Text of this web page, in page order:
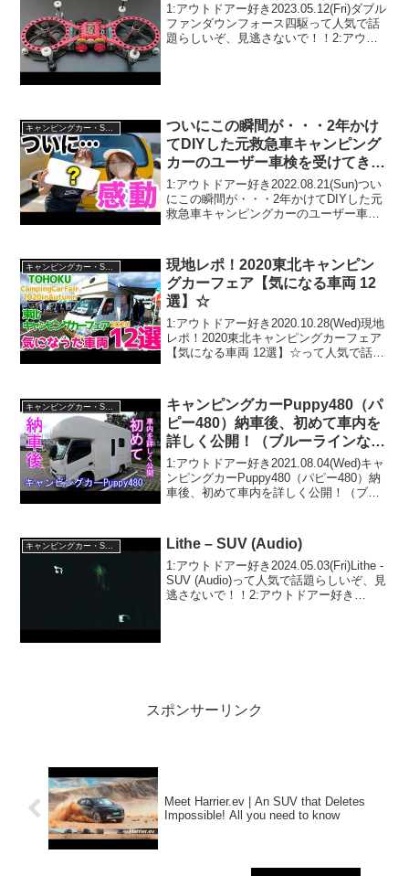
1:アウトドアー好き2023.05.12(Fri)ダブル
ファンダウンフォース四駆って人気で話
題らしいぞ、見逃さないで！！2:アウト
ついにこの瞬間が・・・2年かけ
てDIYした元救急車キャンピング
カーのユーザー車検を受けてきま
した！！
1:アウトドアー好き2022.08.21(Sun)つい
にこの瞬間が・・・2年かけてDIYした元
救急車キャンピングカーのユーザー車検
ー好き2022.08.21(Sun)...
キャンピングカー・SUV人気車種
現地レポ！2020東北キャンピン
グカーフェア【気になる車両 12
選】☆
1:アウトドアー好き2020.10.28(Wed)現地
レポ！2020東北キャンピングカーフェア
【気になる車両 12選】☆って人気で話題
です！3:アウト...
キャンピングカーPuppy480（パ
ピー480）納車後、初めて車内を
詳しく公開！（ブルーラインな
し）
1:アウトドアー好き2021.08.04(Wed)キャ
ンピングカーPuppy480（パピー480）納
車後、初めて車内を詳しく公開！（ブル
き2021.08.04(Wed)...
キャンピングカー・SUV人気車種 Lithe – SUV (Audio)
1:アウトドアー好き2024.05.03(Fri)Lithe -
SUV (Audio)って人気で話題らしいぞ、見
逃さないで！！2:アウトドアー好き
スポンサーリンク
Meet Harrier.ev | An SUV that Deletes
Impossible! All you need to know